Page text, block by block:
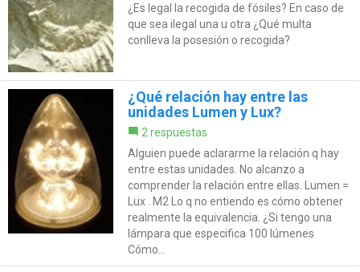
¿Es legal la recogida de fósiles? En caso de
que sea ilegal una u otra ¿Qué multa
conlleva la posesión o recogida?
¿Qué relación hay entre las
unidades Lumen y Lux?
2 respuestas
Alguien puede aclararme la relación q hay
entre estas unidades. No alcanzo a
comprender la relación entre ellas. Lumen =
Lux . M2 Lo q no entiendo es cómo obtener
realmente la equivalencia. ¿Si tengo una
lámpara que especifica 100 lúmenes
Cómo...